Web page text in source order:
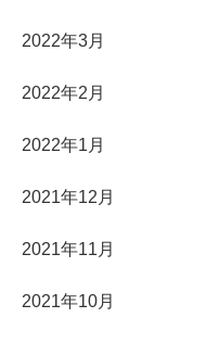
2022年3月
2022年2月
2022年1月
2021年12月
2021年11月
2021年10月